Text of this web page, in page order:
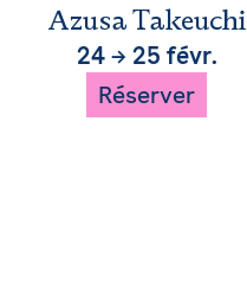
Azusa Takeuchi
24→ 25 févr.
Réserver